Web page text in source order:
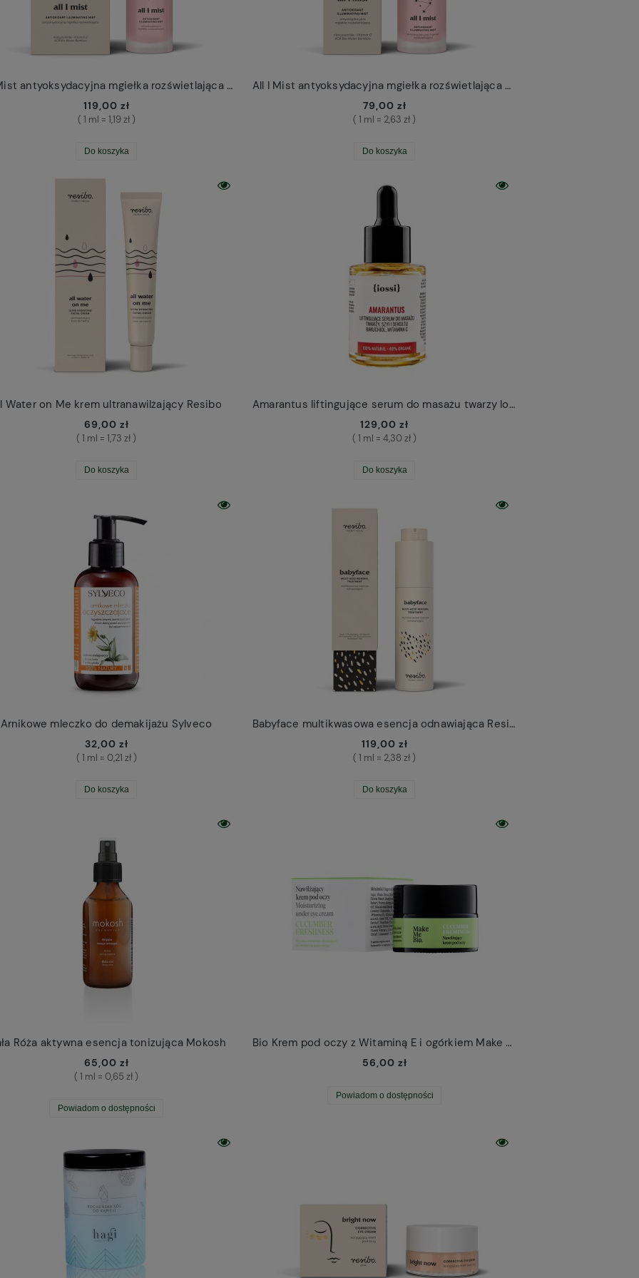
All I Mist antyoksydacyjna mgiełka rozświetlająca Resibo 100ml
119,00 zł
( 1 ml = 1,19 zł )
Do koszyka
All I Mist antyoksydacyjna mgiełka rozświetlająca Resibo 30ml
79,00 zł
( 1 ml = 2,63 zł )
Do koszyka
Water on Me krem ultranawilżający Resibo
69,00 zł
( 1 ml = 1,73 zł )
Do koszyka
Amarantus liftingujące serum do masażu twarzy Iossi
129,00 zł
( 1 ml = 4,30 zł )
Do koszyka
Arnikowe mleczko do demakijażu Sylveco
32,00 zł
( 1 ml = 0,21 zł )
Do koszyka
Babyface multikwasowa esencja odnawiająca Resibo
119,00 zł
( 1 ml = 2,38 zł )
Do koszyka
Róża aktywna esencja tonizująca Mokosh
65,00 zł
( 1 ml = 0,65 zł )
Powiadom o dostępności
Bio Krem pod oczy z Witaminą E i ogórkiem Make Me Bio
56,00 zł
Powiadom o dostępności